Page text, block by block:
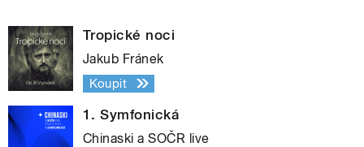
Tropické noci
Jakub Fránek
Koupit
1. Symfonická
Chinaski a SOČR live